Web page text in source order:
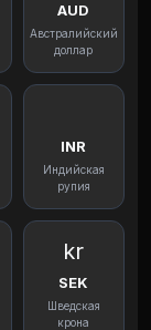
AUD
Австралийский
доллар
INR
Индийская
рупия
kr
SEK
Шведская
крона